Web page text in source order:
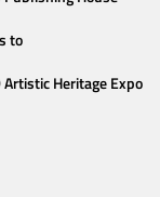
to
Artistic Heritage Expo